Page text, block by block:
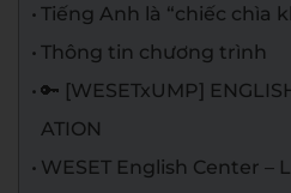
Tiếng Anh là “chiếc chìa
Thông tin chương trình
🔑 [WESETxUMP]
ATION
WESET English Center –